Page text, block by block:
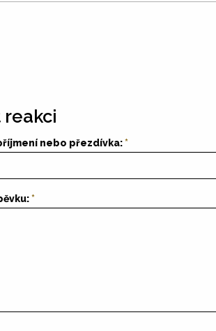
nebo přezdívka: